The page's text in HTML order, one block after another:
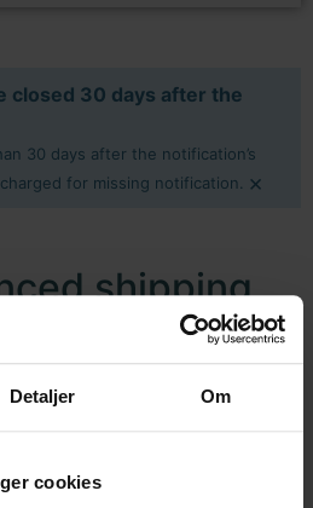
Detaljer Om
cookies
closed 30 days after the
30 days after the notification’s
for missing notification. ×
shipping
when my shipment will